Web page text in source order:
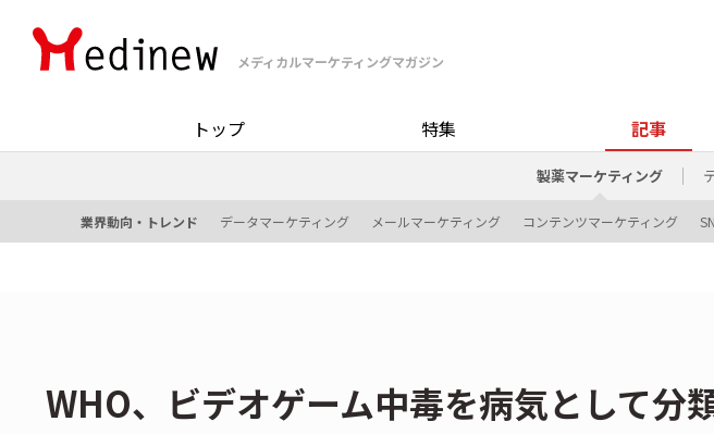
メディカルマーケティングマガジン
トップ 特集 記事
製薬マーケティング
業界動向・トレンド データマーケティング メールマーケティング コンテンツマーケティング
WHO、ビデオゲーム中毒を病気として分